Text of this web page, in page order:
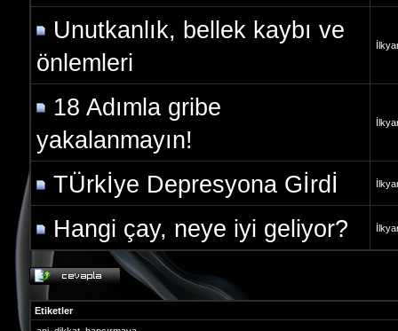
Unutkanlık, bellek kaybı ve
önlemleri
18 Adımla gribe
yakalanmayın!
TÜrkİye Depresyona Gİrdİ
Hangi çay, neye iyi geliyor?
Etiketler